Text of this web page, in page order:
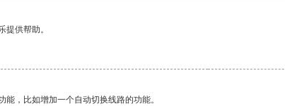
供帮助。
，比如增加一个自动切换线路的功能。